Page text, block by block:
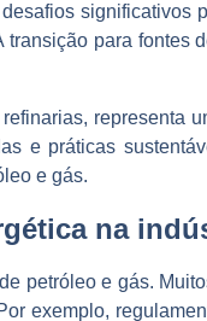
significativos
para fontes
representa
e práticas
e gás.
na
petróleo e gás.
exemplo,